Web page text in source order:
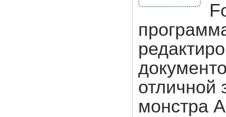
отличной
монстра